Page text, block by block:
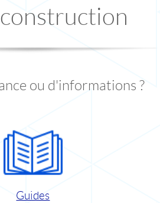
ou d'informations ?
Guides